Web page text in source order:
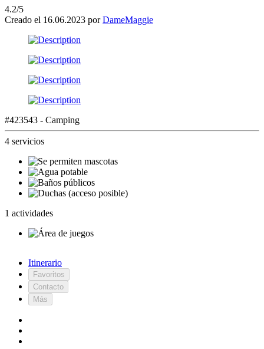
4.2/5
Creado el 16.06.2023 porDameMaggie
#423543 - Camping
4 servicios
1 actividades
Itinerario
Favoritos
Contacto
Más